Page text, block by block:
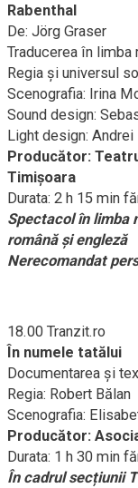
Rabenthal
De: Jörg Graser
Traducerea în limba
Regia și universul
Scenografia: Irina
Sound design:
Light design:
Producător:
Timișoara
Durata: 2 h 15 min
Spectacol în limba
română și engleză
Nerecomandat
18.00 Tranzit.ro
În numele tatălui
Documentarea şi
Regia: Robert Bălan
Scenografia:
Producător:
Durata: 1 h 30 min
În cadrul secțiunii